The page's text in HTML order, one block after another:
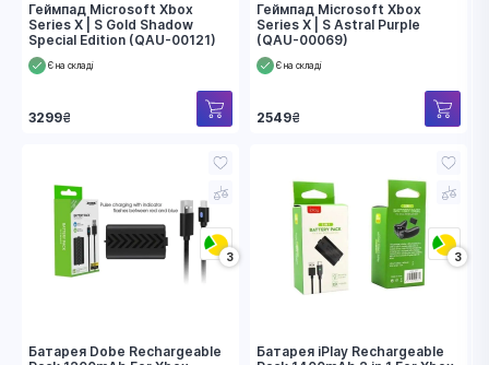
Геймпад Microsoft Xbox
Series X | S Gold Shadow
Special Edition (QAU-00121)
Є на складі
3299₴
Геймпад Microsoft Xbox
Series X | S Astral Purple
(QAU-00069)
Є на складі
2549₴
3
Батарея Dobe Rechargeable
3
Батарея iPlay Rechargeable